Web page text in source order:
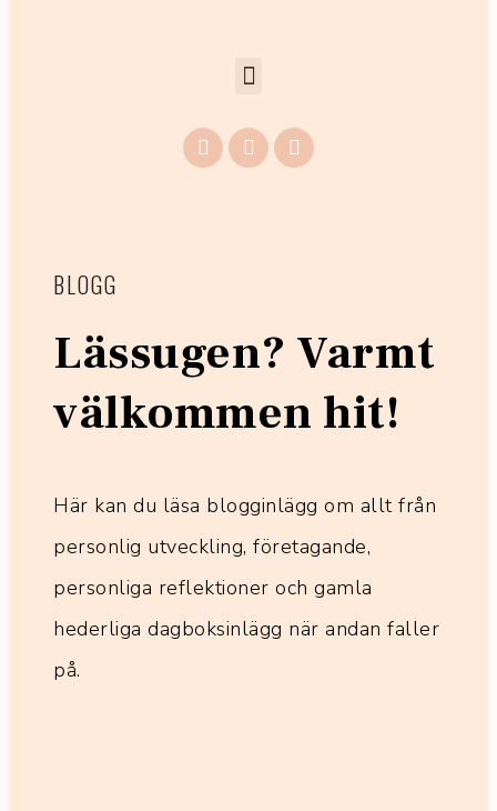
BLOGG
Lässugen? Varmt
välkommen hit!
Här kan du läsa blogginlägg om allt från
personlig utveckling, företagande,
personliga reflektioner och gamla
hederliga dagboksinlägg när andan faller
på.